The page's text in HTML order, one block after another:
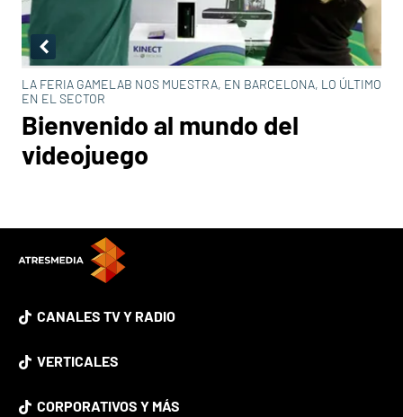
LA FERIA GAMELAB NOS MUESTRA, EN BARCELONA, LO ÚLTIMO
EN EL SECTOR
Bienvenido al mundo del
videojuego
CANALES TV Y RADIO
VERTICALES
CORPORATIVOS Y MÁS